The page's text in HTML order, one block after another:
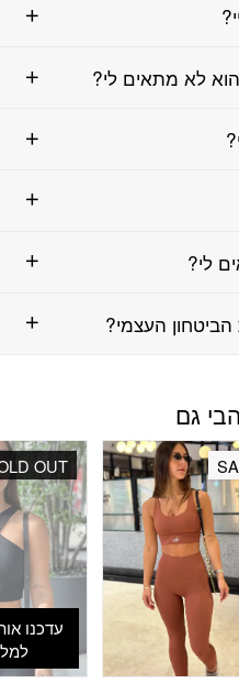
לא מתאים לי?
לי?
הביטחון העצמי?
גם
OUT
עדכנו